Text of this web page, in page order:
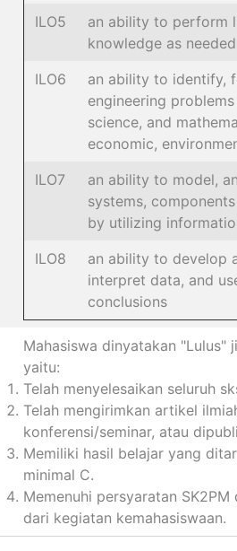
ILO5
an ability to perform
knowledge as
ILO6
an ability to identify,
engineering
science, and
economic,
ILO7
an ability to model,
systems,
by utilizing
ILO8
an ability to develop
interpret data, and
conclusions
Mahasiswa dinyatakan "Lulus"
yaitu:
Telah menyelesaikan seluruh
Telah mengirimkan artikel
konferensi/seminar, atau
Memiliki hasil belajar yang
minimal C.
Memenuhi persyaratan
dari kegiatan kemahasiswaan.